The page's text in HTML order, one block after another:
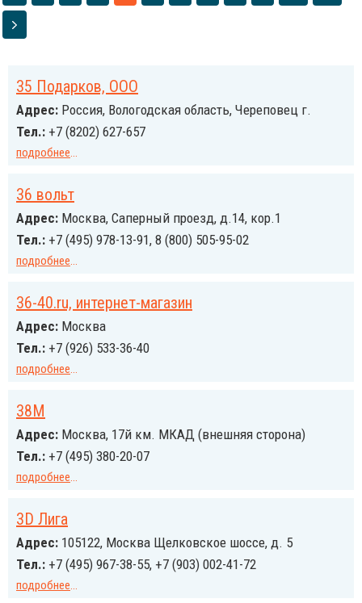
35 Подарков, ООО
Адрес: Россия, Вологодская область, Череповец г.
Тел.: +7 (8202) 627-657
подробнее...
36 вольт
Адрес: Москва, Саперный проезд, д.14, кор.1
Тел.: +7 (495) 978-13-91, 8 (800) 505-95-02
подробнее...
36-40.ru, интернет-магазин
Адрес: Москва
Тел.: +7 (926) 533-36-40
подробнее...
38М
Адрес: Москва, 17й км. МКАД (внешняя сторона)
Тел.: +7 (495) 380-20-07
подробнее...
3D Лига
Адрес: 105122, Москва Щелковское шоссе, д. 5
Тел.: +7 (495) 967-38-55, +7 (903) 002-41-72
подробнее...